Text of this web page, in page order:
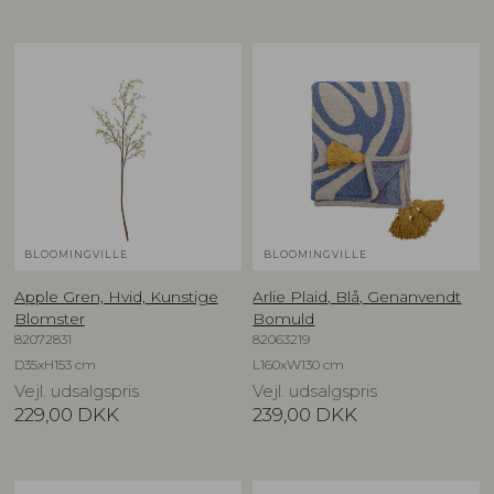
BLOOMINGVILLE
Apple Gren, Hvid, Kunstige
Blomster
82072831
D35xH153 cm
Vejl. udsalgspris
229,00 DKK
BLOOMINGVILLE
Arlie Plaid, Blå, Genanvendt
Bomuld
82063219
L160xW130 cm
Vejl. udsalgspris
239,00 DKK